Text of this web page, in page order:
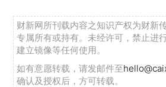
财新网所刊载内容之知识产权为财新
专属所有或持有。未经许可，禁止进
建立镜像等任何使用。
如有意愿转载，请发邮件至
确认及授权后，方可转载。